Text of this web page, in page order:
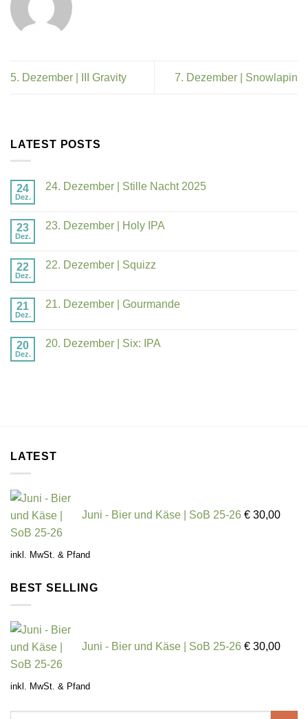
5. Dezember | III Gravity 7. Dezember | Snowlapin
LATEST POSTS
24
Dez.
24. Dezember | Stille Nacht 2025
23
Dez.
23. Dezember | Holy IPA
22
Dez.
22. Dezember | Squizz
21
Dez.
21. Dezember | Gourmande
20
Dez.
20. Dezember | Six: IPA
LATEST
Juni - Bier und Käse | SoB 25-26 € 30,00
inkl. MwSt. & Pfand
BEST SELLING
Juni - Bier und Käse | SoB 25-26 € 30,00
inkl. MwSt. & Pfand